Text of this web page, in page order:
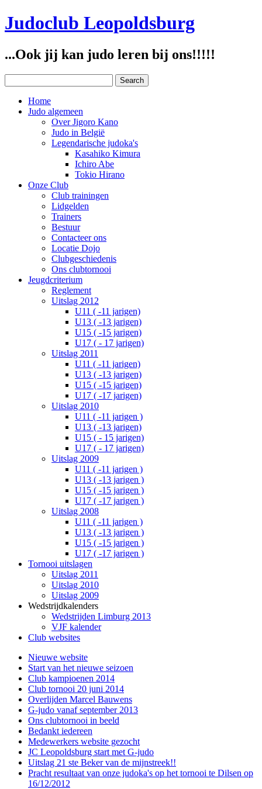
Judoclub Leopoldsburg
...Ook jij kan judo leren bij ons!!!!!
Home
Judo algemeen
Over Jigoro Kano
Judo in België
Legendarische judoka's
Kasahiko Kimura
Ichiro Abe
Tokio Hirano
Onze Club
Club trainingen
Lidgelden
Trainers
Bestuur
Contacteer ons
Locatie Dojo
Clubgeschiedenis
Ons clubtornooi
Jeugdcriterium
Reglement
Uitslag 2012
U11 ( -11 jarigen)
U13 ( -13 jarigen)
U15 ( -15 jarigen)
U17 ( - 17 jarigen)
Uitslag 2011
U11 ( -11 jarigen)
U13 ( -13 jarigen)
U15 ( -15 jarigen)
U17 ( -17 jarigen)
Uitslag 2010
U11 ( -11 jarigen )
U13 ( -13 jarigen)
U15 ( - 15 jarigen)
U17 ( - 17 jarigen)
Uitslag 2009
U11 ( -11 jarigen )
U13 ( -13 jarigen )
U15 ( -15 jarigen )
U17 ( -17 jarigen )
Uitslag 2008
U11 ( -11 jarigen )
U13 ( -13 jarigen )
U15 ( -15 jarigen )
U17 ( -17 jarigen )
Tornooi uitslagen
Uitslag 2011
Uitslag 2010
Uitslag 2009
Wedstrijdkalenders
Wedstrijden Limburg 2013
VJF kalender
Club websites
Nieuwe website
Start van het nieuwe seizoen
Club kampioenen 2014
Club tornooi 20 juni 2014
Overlijden Marcel Bauwens
G-judo vanaf september 2013
Ons clubtornooi in beeld
Bedankt iedereen
Medewerkers website gezocht
JC Leopoldsburg start met G-judo
Uitslag 21 ste Beker van de mijnstreek!!
Pracht resultaat van onze judoka's op het tornooi te Dilsen op
16/12/2012